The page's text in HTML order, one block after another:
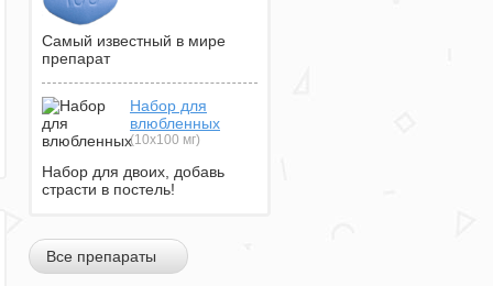
Самый известный в мире
препарат
Набор для
влюбленных
(10х100 мг)
Набор для двоих, добавь
страсти в постель!
Все препараты